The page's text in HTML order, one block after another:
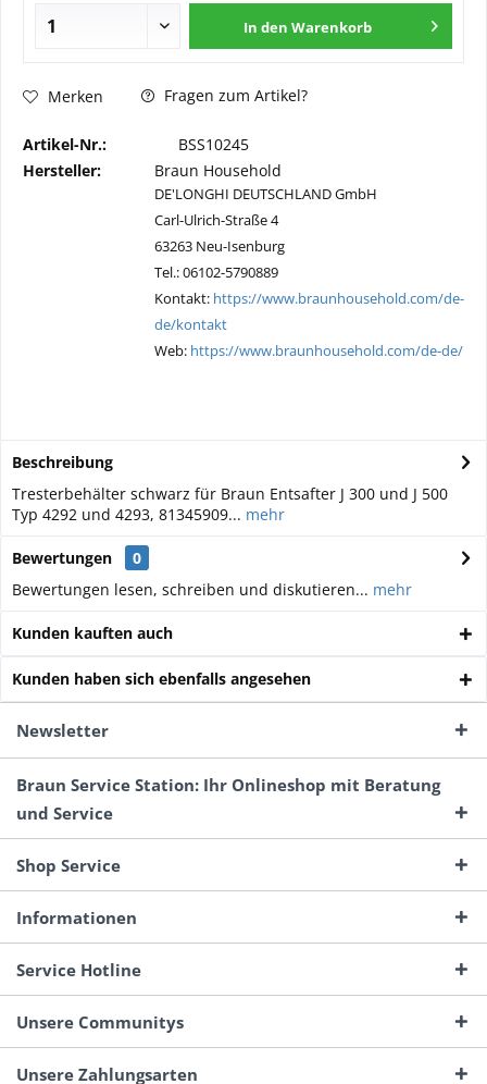
In den Warenkorb
Merken Fragen zum Artikel?
Artikel-Nr.:
BSS10245
Hersteller:
Braun Household
DE'LONGHI DEUTSCHLAND GmbH
Carl-Ulrich-Straße 4
63263 Neu-Isenburg
Tel.: 06102-5790889
Kontakt: https://www.braunhousehold.com/de-
de/kontakt
Web: https://www.braunhousehold.com/de-de/
Beschreibung
Tresterbehälter schwarz für Braun Entsafter J 300 und J 500
Typ 4292 und 4293, 81345909... mehr
Bewertungen
0
Bewertungen lesen, schreiben und diskutieren... mehr
Kunden kauften auch
Kunden haben sich ebenfalls angesehen
Newsletter
Braun Service Station: Ihr Onlineshop mit Beratung
und Service
Shop Service
Informationen
Service Hotline
Unsere Communitys
Unsere Zahlungsarten